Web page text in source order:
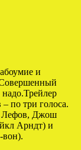
и
по три голоса.
Лефов, Джош
Арндт) и